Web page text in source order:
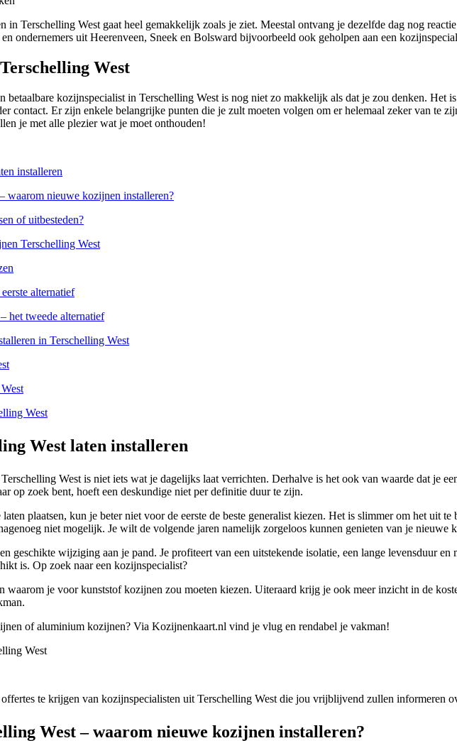
Terschelling West gaat heel gemakkelijk zoals je ziet. Meestal ontvang je dezelfde dag nog
ondernemers uit Heerenveen, Sneek en Bolsward bijvoorbeeld ook geholpen aan een
West
betaalbare kozijnspecialist in Terschelling West is nog niet zo makkelijk als dat je zou denken. Het
contact. Er zijn enkele belangrijke punten die je zult moeten volgen om er helemaal zeker van te
je met alle plezier wat je moet onthouden!
installeren
waarom nieuwe kozijnen installeren?
of uitbesteden?
Terschelling West
alternatief
het tweede alternatief
in Terschelling West
West
West laten installeren
West is niet iets wat je dagelijks laat verrichten. Derhalve is het ook van waarde dat je
op zoek bent, hoeft een deskundige niet per definitie duur te zijn.
plaatsen, kun je beter niet voor de eerste de beste generalist kiezen. Het is slimmer om het uit te
niet mogelijk. Je wilt de volgende jaren namelijk zorgeloos kunnen genieten van je nieuwe
geschikte wijziging aan je pand. Je profiteert van een uitstekende isolatie, een lange levensduur
is. Op zoek naar een kozijnspecialist?
waarom je voor kunststof kozijnen zou moeten kiezen. Uiteraard krijg je ook meer inzicht in de
of aluminium kozijnen? Via Kozijnenkaart.nl vind je vlug en rendabel je vakman!
West
te krijgen van kozijnspecialisten uit Terschelling West die jou vrijblijvend zullen informeren
West – waarom nieuwe kozijnen installeren?